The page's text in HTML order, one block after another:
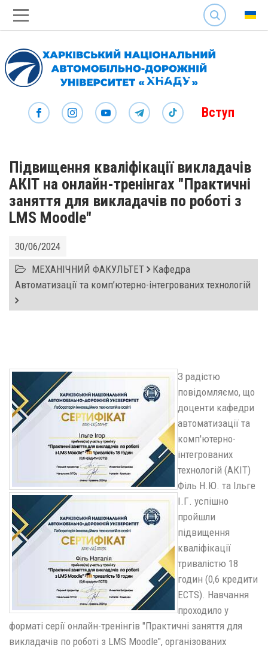
SEARCH
Вступ
Підвищення кваліфікації викладачів
АКІТ на онлайн-тренінгах "Практичні
заняття для викладачів по роботі з
LMS Moodle"
30/06/2024
МЕХАНІЧНИЙ ФАКУЛЬТЕТ Кафедра
Автоматизації та комп’ютерно-інтегрованих технологій
З радістю
повідомляємо, що
доценти кафедри
автоматизації та
комп'ютерно-
інтегрованих
технологій (АКІТ)
Філь Н.Ю. та Ільге
І.Г. успішно
пройшли
підвищення
кваліфікації
тривалістю 18
годин (0,6 кредити
ECTS). Навчання
проходило у
форматі серії онлайн-тренінгів "Практичні заняття для
викладачів по роботі з LMS Moodle", організованих